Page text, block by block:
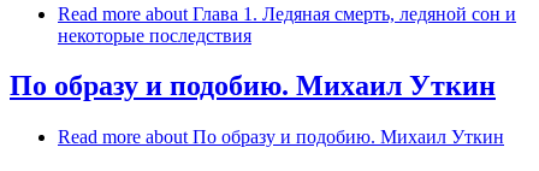
Read more about Глава 1. Ледяная смерть, ледяной сон и
некоторые последствия
По образу и подобию. Михаил Уткин
Read more about По образу и подобию. Михаил Уткин